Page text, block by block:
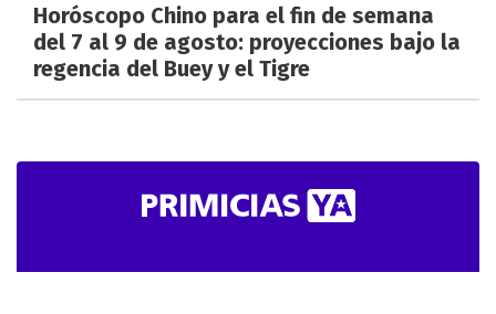
Horóscopo Chino para el fin de semana
del 7 al 9 de agosto: proyecciones bajo la
regencia del Buey y el Tigre